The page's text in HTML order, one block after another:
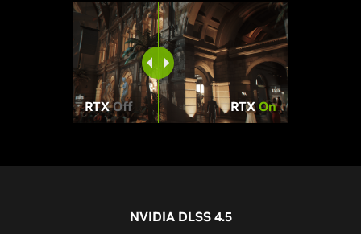
RTXOff RTXOn
NVIDIA DLSS 4.5